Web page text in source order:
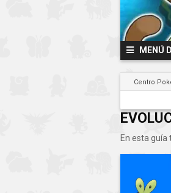
MENÚ
Centro
En esta guía